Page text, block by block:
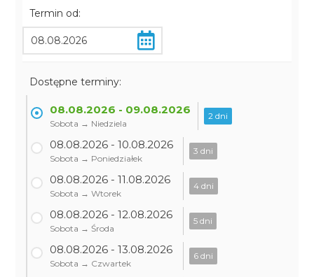
Termin od:
Dostępne terminy:
08.08.2026 - 09.08.2026
Sobota → Niedziela
2 dni
08.08.2026 - 10.08.2026
Sobota → Poniedziałek
3 dni
08.08.2026 - 11.08.2026
Sobota → Wtorek
4 dni
08.08.2026 - 12.08.2026
Sobota → Środa
5 dni
08.08.2026 - 13.08.2026
Sobota → Czwartek
6 dni